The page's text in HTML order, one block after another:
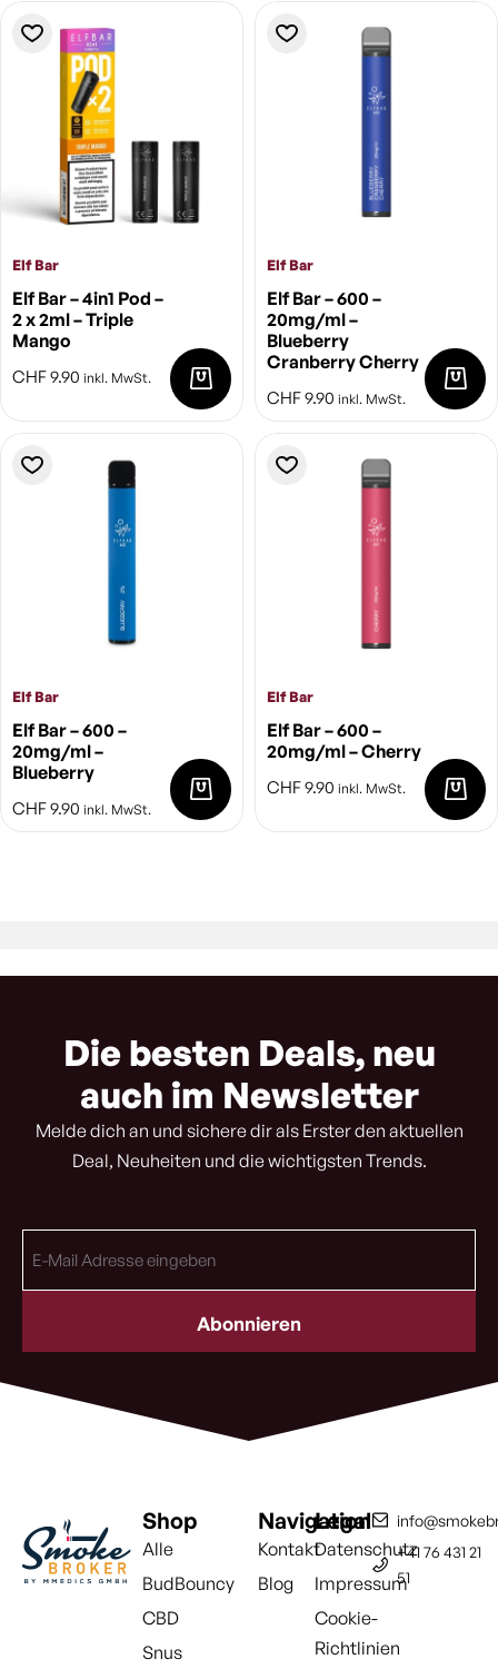
Elf Bar
Elf Bar – 4in1 Pod –
2 x 2ml – Triple
Mango
CHF9.90 inkl. MwSt.
Elf Bar
Elf Bar – 600 –
20mg/ml –
Blueberry
Cranberry Cherry
CHF9.90 inkl. MwSt.
Elf Bar
Elf Bar – 600 –
20mg/ml –
Blueberry
CHF9.90 inkl. MwSt.
Elf Bar
Elf Bar – 600 –
20mg/ml – Cherry
CHF9.90 inkl. MwSt.
Die besten Deals, neu
auch im Newsletter
Melde dich an und sichere dir als Erster den aktuellen
Deal, Neuheiten und die wichtigsten Trends.
Mail
Shop
Alle
BudBouncy
CBD
Snus
Navigation
Kontakt
Blog
Legal
Datenschutz
Impressum
Cookie-
Richtlinien
+41 76 431 21
51